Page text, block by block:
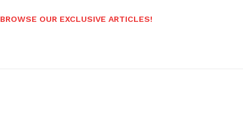
BROWSE OUR EXCLUSIVE ARTICLES!